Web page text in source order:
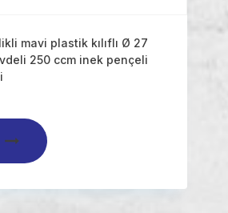
mavi plastik kılıflı Ø 27
250 ccm inek pençeli